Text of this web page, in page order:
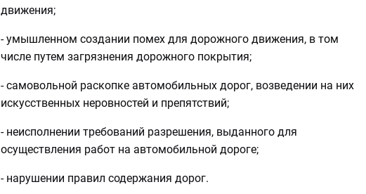
движения;
- умышленном создании помех для дорожного движения, в том
числе путем загрязнения дорожного покрытия;
- самовольной раскопке автомобильных дорог, возведении на них
искусственных неровностей и препятствий;
- неисполнении требований разрешения, выданного для
осуществления работ на автомобильной дороге;
- нарушении правил содержания дорог.